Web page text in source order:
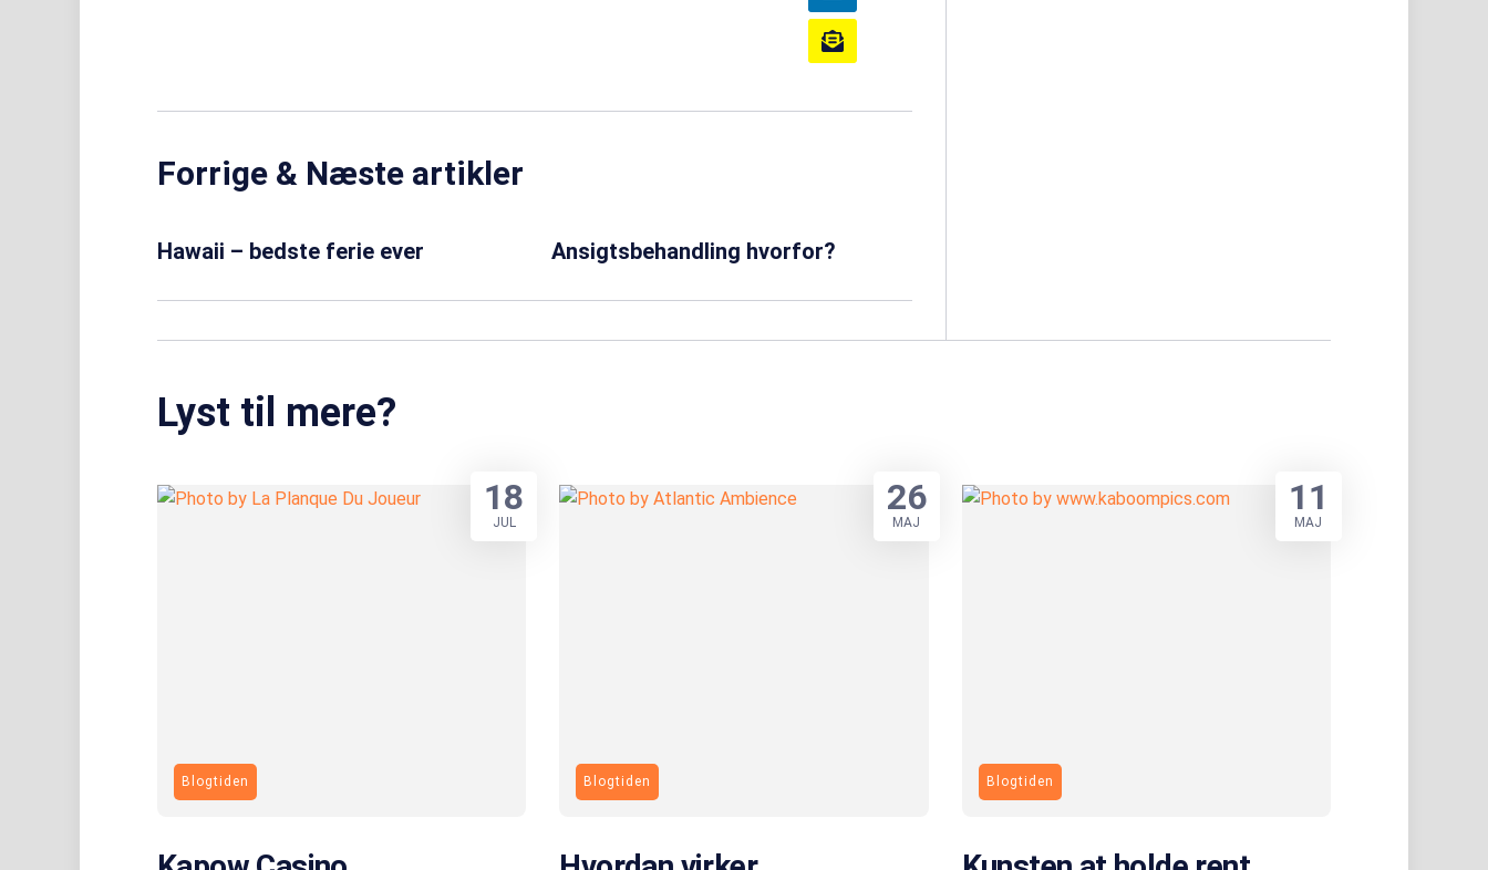
Forrige & Næste artikler
Hawaii – bedste ferie ever Ansigtsbehandling hvorfor?
Lyst til mere?
Blogtiden
18
JUL
Blogtiden
26
MAJ
Blogtiden
11
MAJ